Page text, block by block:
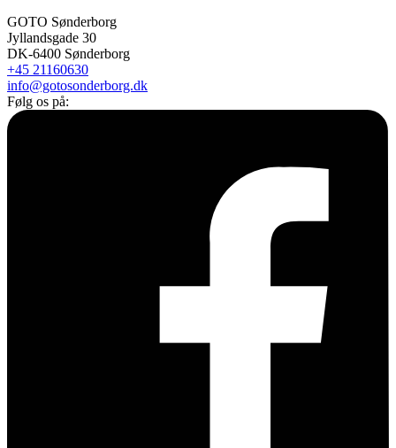
GOTO Sønderborg
Jyllandsgade 30
DK-6400 Sønderborg
+45 21160630
info@gotosonderborg.dk
Følg os på: